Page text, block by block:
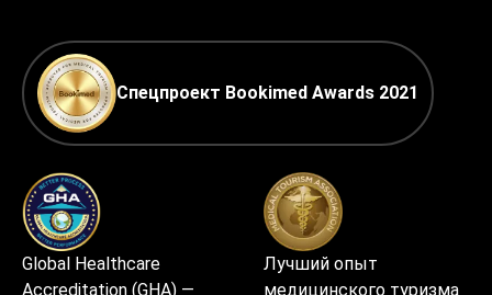
Спецпроект Bookimed Awards 2021
Global Healthcare
Accreditation (GHA) —
Лучший опыт
медицинского туризма